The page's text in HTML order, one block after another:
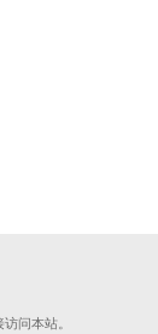
问本站。